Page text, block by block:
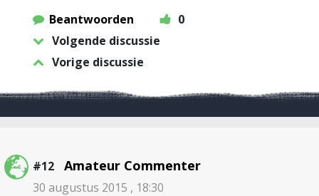
Beantwoorden
0
Volgende discussie
Vorige discussie
#12 Amateur Commenter
30 augustus 2015 , 18:30